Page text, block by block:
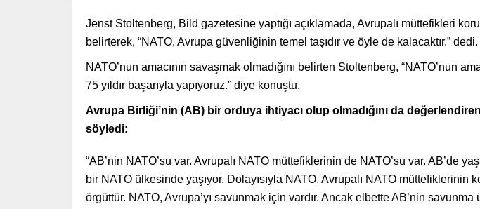
Jenst Stoltenberg, Bild gazetesine yaptığı açıklamada, Avrupalı müttefikleri
belirterek, “NATO, Avrupa güvenliğinin temel taşıdır ve öyle de kalacaktır.” dedi.
NATO’nun amacının savaşmak olmadığını belirten Stoltenberg, “NATO’nun
75 yıldır başarıyla yapıyoruz.” diye konuştu.
Avrupa Birliği’nin (AB) bir orduya ihtiyacı olup olmadığını da
söyledi:
“AB’nin NATO’su var. Avrupalı NATO müttefiklerinin de NATO’su var. AB’de
bir NATO ülkesinde yaşıyor. Dolayısıyla NATO, Avrupalı NATO müttefiklerinin
örgüttür. NATO, Avrupa’yı savunmak için vardır. Ancak elbette AB’nin savunma